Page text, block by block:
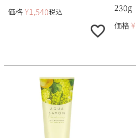
価格 ¥1,540税込
230g
価格 ¥